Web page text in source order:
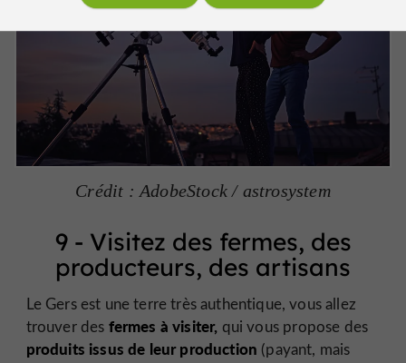
Crédit : AdobeStock / astrosystem
9 - Visitez des fermes, des
producteurs, des artisans
Le Gers est une terre très authentique, vous allez
trouver des fermes à visiter, qui vous propose des
produits issus de leur production (payant, mais